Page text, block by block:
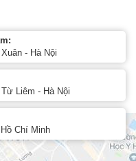
- Hà Nội
Liêm - Hà Nội
Chí Minh